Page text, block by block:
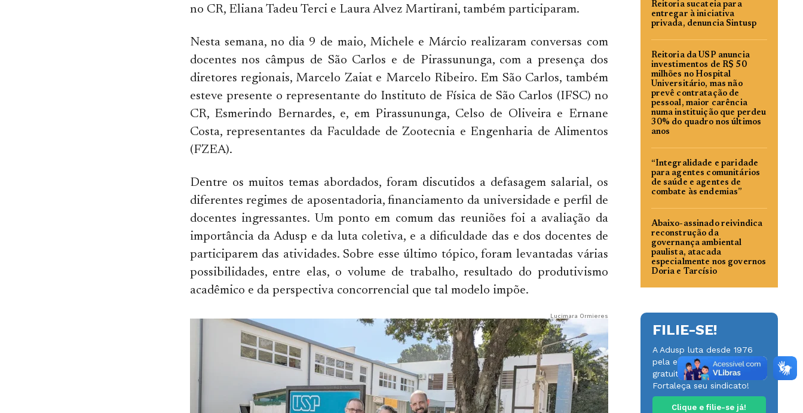
no CR, Eliana Tadeu Terci e Laura Alvez Martirani, também participaram.
Nesta semana, no dia 9 de maio, Michele e Márcio realizaram conversas com
docentes nos câmpus de São Carlos e de Pirassununga, com a presença dos
diretores regionais, Marcelo Zaiat e Marcelo Ribeiro. Em São Carlos, também
esteve presente o representante do Instituto de Física de São Carlos (IFSC) no
CR, Esmerindo Bernardes, e, em Pirassununga, Celso de Oliveira e Ernane
Costa, representantes da Faculdade de Zootecnia e Engenharia de Alimentos
(FZEA).
Dentre os muitos temas abordados, foram discutidos a defasagem salarial, os
diferentes regimes de aposentadoria, financiamento da universidade e perfil de
docentes ingressantes. Um ponto em comum das reuniões foi a avaliação da
importância da Adusp e da luta coletiva, e a dificuldade das e dos docentes de
participarem das atividades. Sobre esse último tópico, foram levantadas várias
possibilidades, entre elas, o volume de trabalho, resultado do produtivismo
acadêmico e da perspectiva concorrencial que tal modelo impõe.
Lucimara Ormieres
Reitoria sucateia para
entregar à iniciativa
privada, denuncia Sintusp
Reitoria da USP anuncia
investimentos de R$ 50
milhões no Hospital
Universitário, mas não
prevê contratação de
pessoal, maior carência
numa instituição que perdeu
30% do quadro nos últimos
anos
“Integralidade e paridade
para agentes comunitários
de saúde e agentes de
combate às endemias”
Abaixo-assinado reivindica
reconstrução da
governança ambiental
paulista, atacada
especialmente nos governos
Doria e Tarcísio
FILIE-SE!
A Adusp luta desde 1976
pela educação pública,
gratuita e de qualidade.
Fortaleça seu sindicato!
Clique e filie-se já!